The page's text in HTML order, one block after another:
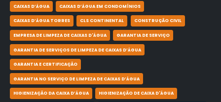
CAIXAS D’ÁGUA CAIXAS D’ÁGUA EM CONDOMÍNIOS
CAIXAS D’ÁGUA TORRES CLS CONTINENTAL CONSTRUÇÃO CIVIL
EMPRESA DE LIMPEZA DE CAIXAS D'ÁGUA GARANTIA DE SERVIÇO
GARANTIA DE SERVIÇOS DE LIMPEZA DE CAIXAS D’ÁGUA
GARANTIA E CERTIFICAÇÃO
GARANTIA NO SERVIÇO DE LIMPEZA DE CAIXAS D’ÁGUA
HIGIENIZAÇÃO DA CAIXA D’ÁGUA HIGIENIZAÇÃO DE CAIXA D'ÁGUA